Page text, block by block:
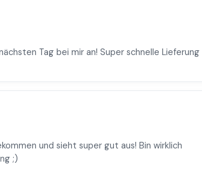
Tag bei mir an! Super schnelle Lieferung
und sieht super gut aus! Bin wirklich
;)